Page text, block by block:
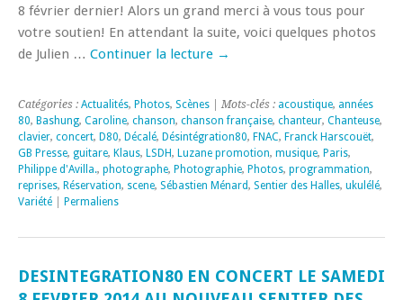
8 février dernier! Alors un grand merci à vous tous pour
votre soutien! En attendant la suite, voici quelques photos
de Julien … Continuer la lecture →
Catégories : Actualités, Photos, Scènes | Mots-clés : acoustique, années
80, Bashung, Caroline, chanson, chanson française, chanteur, Chanteuse,
clavier, concert, D80, Décalé, Désintégration80, FNAC, Franck Harscouët,
GB Presse, guitare, Klaus, LSDH, Luzane promotion, musique, Paris,
Philippe d'Avilla., photographe, Photographie, Photos, programmation,
reprises, Réservation, scene, Sébastien Ménard, Sentier des Halles, ukulélé,
Variété
Permaliens
DESINTEGRATION80 EN CONCERT LE SAMEDI